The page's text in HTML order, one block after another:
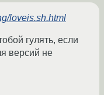
loveis.sh.html
гулять, если
версий не